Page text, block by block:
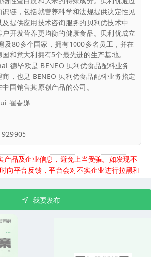
链，包括就营养科学和法规提供决定性见
提供应用技术咨询服务的贝利优技术中
开发营养更均衡的健康食品。贝利优成立
及80多个国家，拥有1000多名员工，并在
和意大利拥有5个最先进的生产基地。
德毕欧是 BENEO 贝利优食品配料业务
，也是 BENEO 贝利优食品配料业务指定
国销售其原创产品的公司。
崔春娣
产品及企业信息，避免上当受骗。如发现不
向平台反馈，平台会对不实企业进行拉黑和
我要发布